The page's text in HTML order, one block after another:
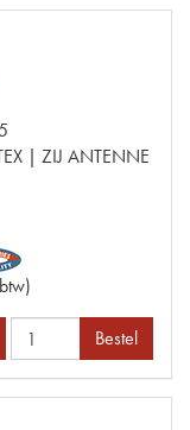
| ZIJ ANTENNE
Bestel